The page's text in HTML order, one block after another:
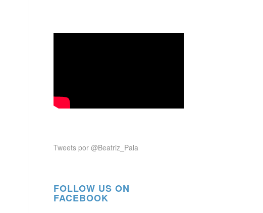
Tweets por @Beatriz_Pala
FOLLOW US ON
FACEBOOK